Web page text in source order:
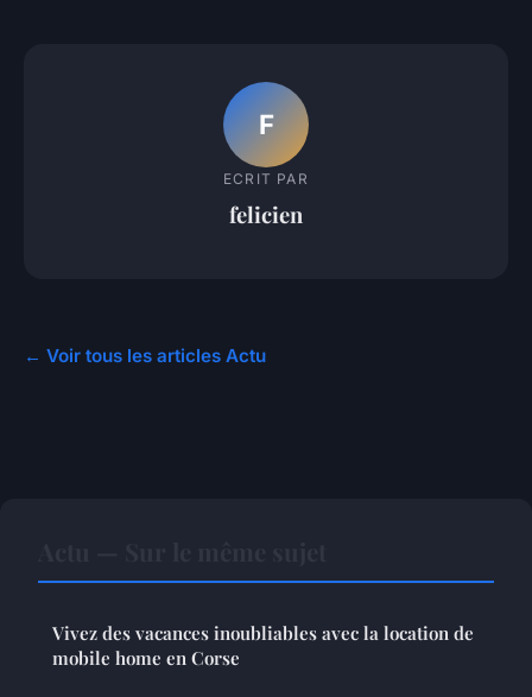
F
ECRIT PAR
felicien
← Voir tous les articles Actu
Vivez des vacances inoubliables avec la location de
mobile home en Corse